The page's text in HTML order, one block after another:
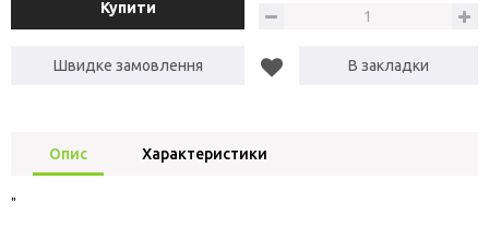
Купити
Швидке замовлення В закладки
Опис Характеристики
"